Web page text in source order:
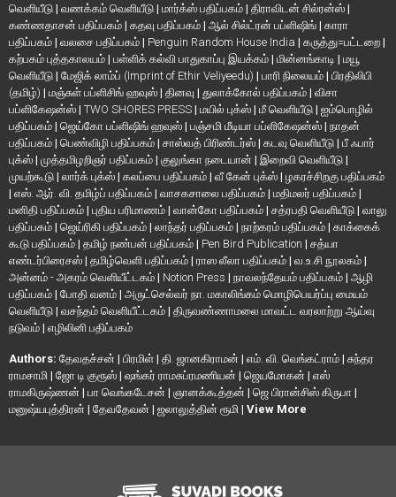
வெளியீடு | வணக்கம் வெளியீடு | மார்க்ஸ் பதிப்பகம் | திராவிடன் சில்ரன்ஸ் |
கண்ணதாசன் பதிப்பகம் | கதவு பதிப்பகம் | ஆல் சில்ட்ரன் பப்ளிஷிங் | காரா
பதிப்பகம் | வலசை பதிப்பகம் | Penguin Random House India | கருத்து=பட்டறை |
கற்பகம் புத்தகாலயம் | பள்ளிக் கல்வி பாதுகாப்பு இயக்கம் | மின்னங்காடி | மயூ
வெளியீடு | மேஜிக் லாம்ப் (Imprint of Ethir Veliyeedu) | பாரி நிலையம் | பிரதிலிபி
(தமிழ்) | மஞ்சுள் பப்ளிசிங் ஹவுஸ் | தினவு | துலாக்கோல் பதிப்பகம் | விசா
பப்ளிகேஷன்ஸ் | TWO SHORES PRESS | மயில் புக்ஸ் | மீ வெளியீடு | ஐம்பொழில்
பதிப்பகம் | ஜெய்கோ பப்ளிஷிங் ஹவுஸ் | பஞ்சமி மீடியா பப்ளிகேஷன்ஸ் | நாதன்
பதிப்பகம் | பெண்விழி பதிப்பகம் | சாஸ்வத் பிரிண்டர்ஸ் | கடவு வெளியீடு | பீ ஃபார்
புக்ஸ் | முத்தமிழறிஞர் பதிப்பகம் | குலுங்கா நடையான் | இறைவி வெளியீடு |
முயற்கூடு | லார்க் புக்ஸ் | கலப்பை பதிப்பகம் | வீ கேன் புக்ஸ் | ழகரச்சிறகு பதிப்பகம்
| எஸ். ஆர். வி. தமிழ்ப் பதிப்பகம் | வாசகசாலை பதிப்பகம் | மதிமலர் பதிப்பகம் |
மனிதி பதிப்பகம் | புதிய பரிமாணம் | வான்கோ பதிப்பகம் | சத்ரபதி வெளியீடு | வாலு
பதிப்பகம் | ஜெய்ரிகி பதிப்பகம் | லாந்தர் பதிப்பகம் | நாற்கரம் பதிப்பகம் | காக்கைக்
கூடு பதிப்பகம் | தமிழ் நண்பன் பதிப்பகம் | Pen Bird Publication | சத்யா
எண்டர்பிரைசஸ் | தமிழ்வெளி பதிப்பகம் | ராஸ லீலா பதிப்பகம் | வ.உ.சி நூலகம் |
அன்னம் - அகரம் வெளியீட்டகம் | Notion Press | நாவலந்தேயம் பதிப்பகம் | ஆழி
பதிப்பகம் | போதி வனம் | அருட்செல்வர் நா. மகாலிங்கம் மொழிபெயர்ப்பு மையம்
வெளியீடு | வசந்தம் வெளியீட்டகம் | திருவண்ணாமலை மாவட்ட வரலாற்று ஆய்வு
நடுவம் | எழிலினி பதிப்பகம்
Authors: தேவதச்சன் | பிரமிள் | தி. ஜானகிராமன் | எம். வி. வெங்கட்ராம் | சுந்தர
ராமசாமி | ஜோ டி குரூஸ் | ஷங்கர் ராமசுப்ரமணியன் | ஜெயமோகன் | எஸ்
ராமகிருஷ்ணன் | பா வெங்கடேசன் | ஞானக்கூத்தன் | ஜெ பிரான்சிஸ் கிருபா |
மனுஷ்யபுத்திரன் | தேவதேவன் | ஜலாலுத்தின் ரூமி | View More